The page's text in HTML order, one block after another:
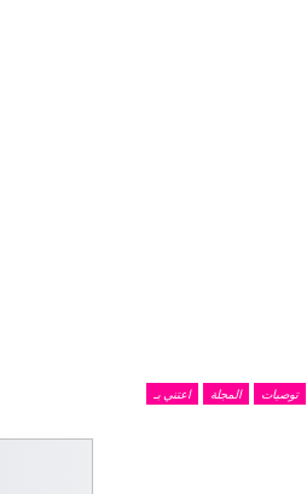
اعتني بـ المجلة توصيات